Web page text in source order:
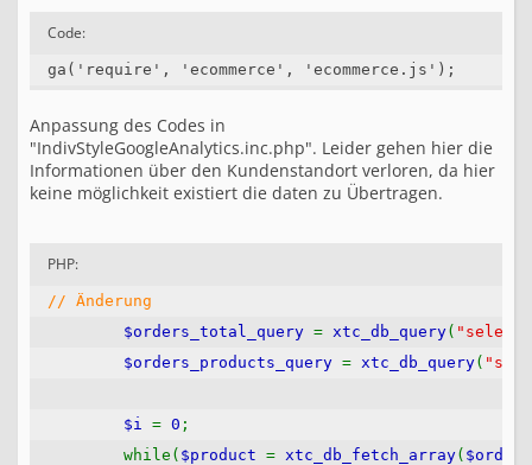
Code:
Anpassung des Codes in
"IndivStyleGoogleAnalytics.inc.php". Leider gehen hier die
Informationen über den Kundenstandort verloren, da hier
keine möglichkeit existiert die daten zu Übertragen.
PHP:
// Änderung
$orders_total_query = xtc_db_query( "select
$orders_products_query = xtc_db_query(
$i = 0 ;
while( $product = xtc_db_fetch_array(